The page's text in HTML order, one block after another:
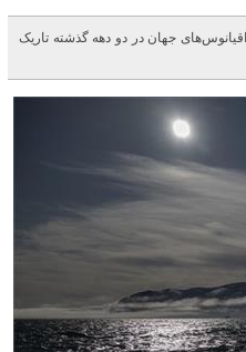
شده در روز گذشته (سه‌شنبه)، بیش از ۲۰ درصد از اقیانوس‌های جهان در دو دهه گذشته تاریک